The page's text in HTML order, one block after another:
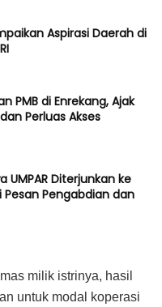
Aspirasi Daerah di
PMB di Enrekang, Ajak
Perluas Akses
UMPAR Diterjunkan ke
Pesan Pengabdian dan
milik istrinya, hasil
untuk modal koperasi